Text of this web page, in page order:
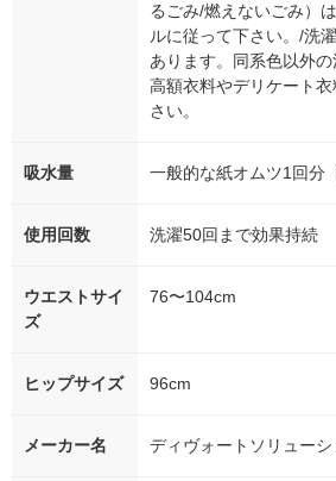
るごみ/燃えないごみ）
ルに従って下さい。/洗
あります。同系色以外
高額衣料やデリケート
さい。
吸水量 一般的な紙オムツ1回分
使用回数 洗濯50回まで効果持続
ウエストサイ
ズ
76〜104cm
ヒップサイズ 96cm
メーカー名 ディヴォートソリューシ